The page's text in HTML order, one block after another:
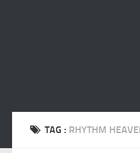
TAG : RHYTHM